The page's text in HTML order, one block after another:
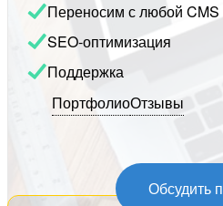
Переносим с любой CMS
SEO-оптимизация
Поддержка
ПортфолиоОтзывы
Обсудить